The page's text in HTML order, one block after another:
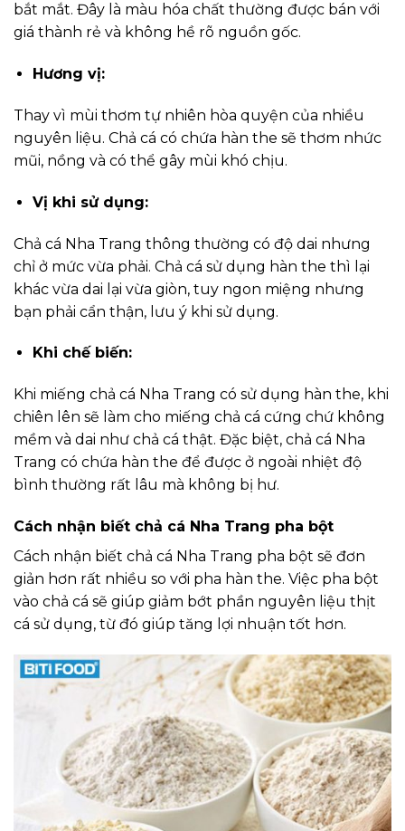
bắt mắt. Đây là màu hóa chất thường được bán với
giá thành rẻ và không hề rõ nguồn gốc.
Hương vị:
Thay vì mùi thơm tự nhiên hòa quyện của nhiều
nguyên liệu. Chả cá có chứa hàn the sẽ thơm nhức
mũi, nồng và có thể gây mùi khó chịu.
Vị khi sử dụng:
Chả cá Nha Trang thông thường có độ dai nhưng
chỉ ở mức vừa phải. Chả cá sử dụng hàn the thì lại
khác vừa dai lại vừa giòn, tuy ngon miệng nhưng
bạn phải cẩn thận, lưu ý khi sử dụng.
Khi chế biến:
Khi miếng chả cá Nha Trang có sử dụng hàn the, khi
chiên lên sẽ làm cho miếng chả cá cứng chứ không
mềm và dai như chả cá thật. Đặc biệt, chả cá Nha
Trang có chứa hàn the để được ở ngoài nhiệt độ
bình thường rất lâu mà không bị hư.
Cách nhận biết chả cá Nha Trang pha bột
Cách nhận biết chả cá Nha Trang pha bột sẽ đơn
giản hơn rất nhiều so với pha hàn the. Việc pha bột
vào chả cá sẽ giúp giảm bớt phần nguyên liệu thịt
cá sử dụng, từ đó giúp tăng lợi nhuận tốt hơn.